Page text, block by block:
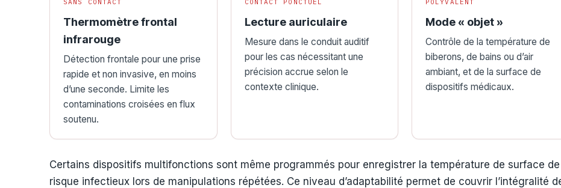
Thermomètre frontal
infrarouge
Détection frontale pour une prise
rapide et non invasive, en moins
d’une seconde. Limite les
contaminations croisées en flux
soutenu.
Lecture auriculaire
Mesure dans le conduit auditif
pour les cas nécessitant une
précision accrue selon le
contexte clinique.
Mode « objet »
Contrôle de la température de
biberons, de bains ou d’air
ambiant, et de la surface de
dispositifs médicaux.
Certains dispositifs multifonctions sont même programmés pour enregistrer la température de surface
risque infectieux lors de manipulations répétées. Ce niveau d’adaptabilité permet de couvrir l’intégralité